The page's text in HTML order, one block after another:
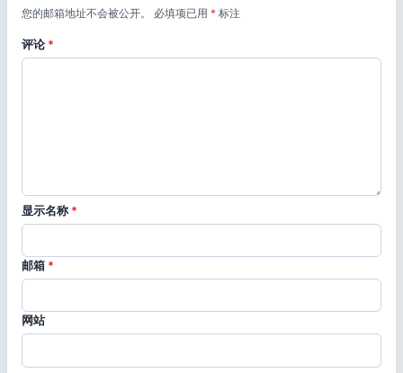
您的邮箱地址不会被公开。 必填项已用 * 标注
评论 *
显示名称 *
邮箱 *
网站